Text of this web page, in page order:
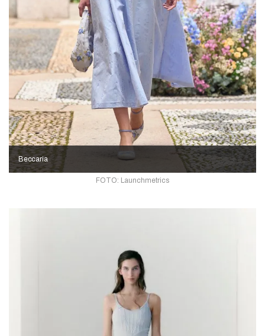
FOTO: Launchmetrics
Beccaria